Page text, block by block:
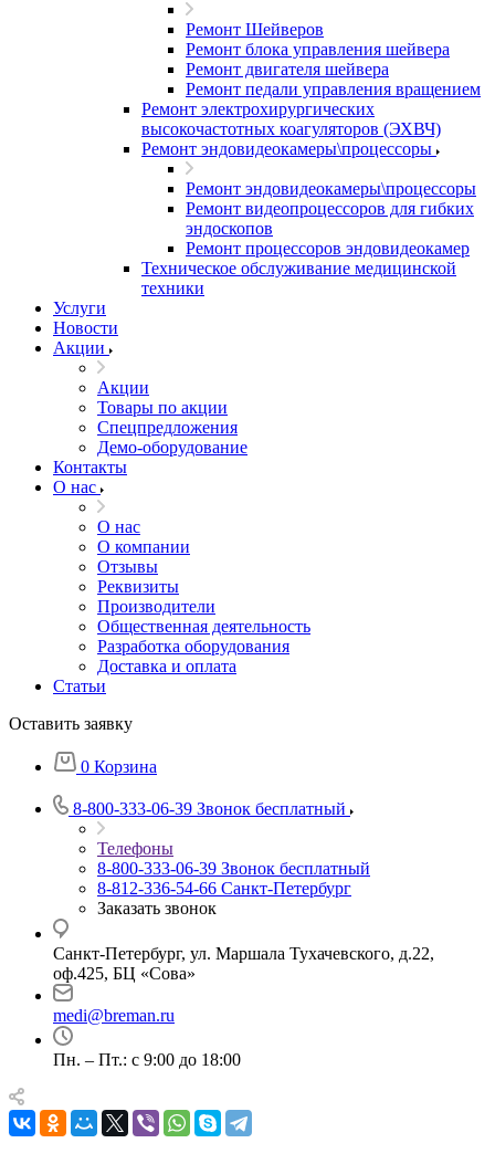
Ремонт Шейверов
Ремонт блока управления шейвера
Ремонт двигателя шейвера
Ремонт педали управления вращением
Ремонт электрохирургических
высокочастотных коагуляторов (ЭХВЧ)
Ремонт эндовидеокамеры\процессоры
Ремонт эндовидеокамеры\процессоры
Ремонт видеопроцессоров для гибких
эндоскопов
Ремонт процессоров эндовидеокамер
Техническое обслуживание медицинской
техники
Услуги
Новости
Акции
Акции
Товары по акции
Спецпредложения
Демо-оборудование
Контакты
О нас
О нас
О компании
Отзывы
Реквизиты
Производители
Общественная деятельность
Разработка оборудования
Доставка и оплата
Статьи
Оставить заявку
0 Корзина
8-800-333-06-39 Звонок бесплатный
Телефоны
8-800-333-06-39 Звонок бесплатный
8-812-336-54-66 Санкт-Петербург
Заказать звонок
Санкт-Петербург, ул. Маршала Тухачевского, д.22,
оф.425, БЦ «Сова»
medi@breman.ru
Пн. – Пт.: с 9:00 до 18:00